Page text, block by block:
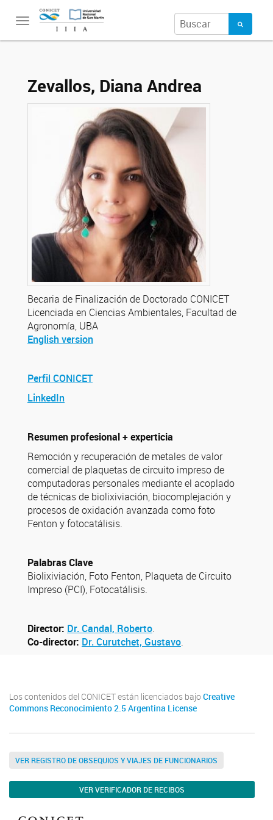
Toggle
navigation
Zevallos, Diana Andrea
Becaria de Finalización de Doctorado CONICET
Licenciada en Ciencias Ambientales, Facultad de
Agronomía, UBA
English version
Perfil CONICET
LinkedIn
Resumen profesional + experticia
Remoción y recuperación de metales de valor
comercial de plaquetas de circuito impreso de
computadoras personales mediante el acoplado
de técnicas de biolixiviación, biocomplejación y
procesos de oxidación avanzada como foto
Fenton y fotocatálisis.
Palabras Clave
Biolixiviación, Foto Fenton, Plaqueta de Circuito
Impreso (PCI), Fotocatálisis.
Director: Dr. Candal, Roberto.
Co-director: Dr. Curutchet, Gustavo.
Los contenidos del CONICET están licenciados bajo Creative
Commons Reconocimiento 2.5 Argentina License
VER REGISTRO DE OBSEQUIOS Y VIAJES DE FUNCIONARIOS
VER VERIFICADOR DE RECIBOS